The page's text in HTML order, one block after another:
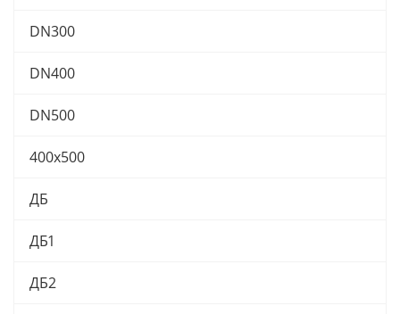
DN300
DN400
DN500
400х500
ДБ
ДБ1
ДБ2